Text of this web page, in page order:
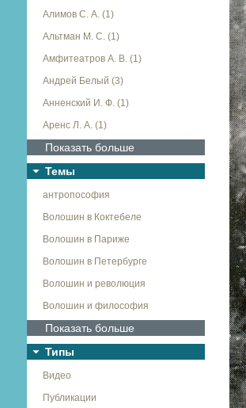
Алимов С. А. (1)
Альтман М. С. (1)
Амфитеатров А. В. (1)
Андрей Белый (3)
Анненский И. Ф. (1)
Аренс Л. А. (1)
Показать больше
Темы
антропософия
Волошин в Коктебеле
Волошин в Париже
Волошин в Петербурге
Волошин и революция
Волошин и философия
Показать больше
Типы
Видео
Публикации